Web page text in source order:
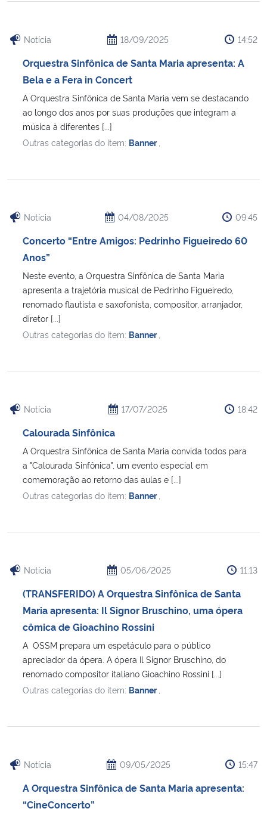
Notícia 18/09/2025 14:52
Orquestra Sinfônica de Santa Maria apresenta: A
Bela e a Fera in Concert
A Orquestra Sinfônica de Santa Maria vem se destacando
ao longo dos anos por suas produções que integram a
música à diferentes [...]
Outras categorias do item: Banner
Notícia 04/08/2025 09:45
Concerto “Entre Amigos: Pedrinho Figueiredo 60
Anos”
Neste evento, a Orquestra Sinfônica de Santa Maria
apresenta a trajetória musical de Pedrinho Figueiredo,
renomado flautista e saxofonista, compositor, arranjador,
diretor [...]
Outras categorias do item: Banner
Notícia 17/07/2025 18:42
Calourada Sinfônica
A Orquestra Sinfônica de Santa Maria convida todos para
a "Calourada Sinfônica", um evento especial em
comemoração ao retorno das aulas e [...]
Outras categorias do item: Banner
Notícia 05/06/2025 11:13
(TRANSFERIDO) A Orquestra Sinfônica de Santa
Maria apresenta: Il Signor Bruschino, uma ópera
cômica de Gioachino Rossini
A OSSM prepara um espetáculo para o público
apreciador da ópera. A ópera Il Signor Bruschino, do
renomado compositor italiano Gioachino Rossini [...]
Outras categorias do item: Banner
Notícia 09/05/2025 15:47
A Orquestra Sinfônica de Santa Maria apresenta:
“CineConcerto”